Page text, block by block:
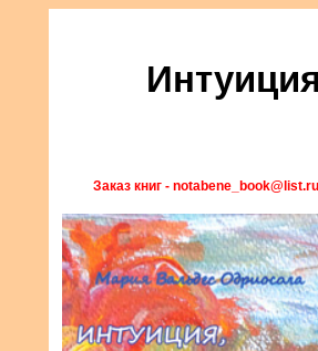
Заказ книг - notabene_book@list.ru